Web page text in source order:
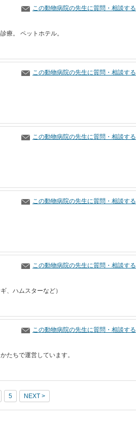
この動物病院の先生に質問・相談する
療。 ペットホテル。
この動物病院の先生に質問・相談する
この動物病院の先生に質問・相談する
この動物病院の先生に質問・相談する
この動物病院の先生に質問・相談する
、ハムスターなど）
この動物病院の先生に質問・相談する
たちで運営しています。
5 NEXT >